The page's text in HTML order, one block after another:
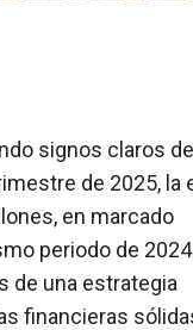
signos claros de
de 2025, la
en marcado
periodo de
de una estrategia
financieras